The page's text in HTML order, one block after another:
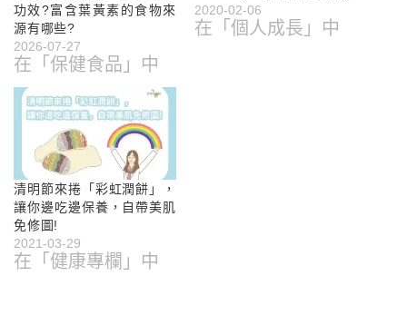
功效?富含葉黃素的食物來
源有哪些?
2026-07-27
在「保健食品」中
2020-02-06
在「個人成長」中
清明節來捲「彩虹潤餅」，
讓你邊吃邊保養，自帶美肌
免修圖!
2021-03-29
在「健康專欄」中